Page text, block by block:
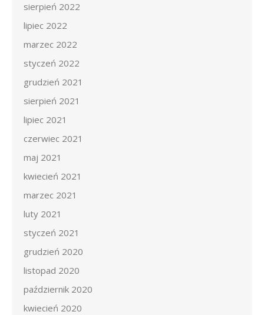
sierpień 2022
lipiec 2022
marzec 2022
styczeń 2022
grudzień 2021
sierpień 2021
lipiec 2021
czerwiec 2021
maj 2021
kwiecień 2021
marzec 2021
luty 2021
styczeń 2021
grudzień 2020
listopad 2020
październik 2020
kwiecień 2020